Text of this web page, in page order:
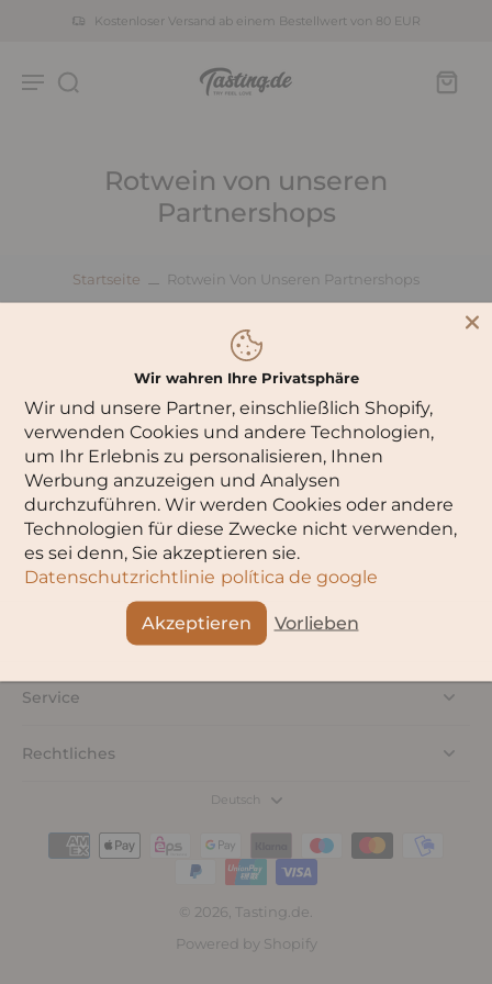
Kostenloser Versand ab einem Bestellwert von 80 EUR
Rotwein von unseren
Partnershops
Startseite Rotwein Von Unseren Partnershops
Sortiere nach:
Es gibt leider keine Produkte in dieser Kollektion
Service
Rechtliches
Deutsch
© 2026, Tasting.de.
Powered by Shopify
Wir wahren Ihre Privatsphäre
Wir und unsere Partner, einschließlich Shopify,
verwenden Cookies und andere Technologien,
um Ihr Erlebnis zu personalisieren, Ihnen
Werbung anzuzeigen und Analysen
durchzuführen. Wir werden Cookies oder andere
Technologien für diese Zwecke nicht verwenden,
es sei denn, Sie akzeptieren sie.
Datenschutzrichtlinie política de google
Akzeptieren Vorlieben